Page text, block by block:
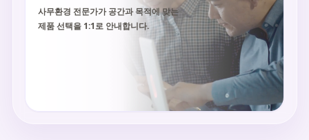
사무환경 전문가가 공간과 목적에 맞는
제품 선택을 1:1로 안내합니다.